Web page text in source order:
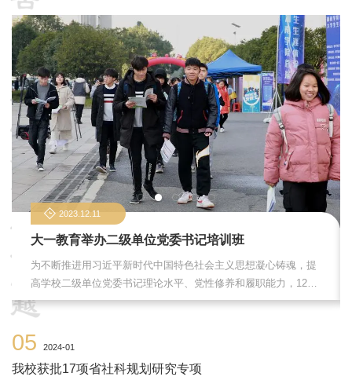
2023.12.11
大一教育举办二级单位党委书记培训班
为不断推进用习近平新时代中国特色社会主义思想凝心铸魂，提
高学校二级单位党委书记理论水平、党性修养和履职能力，12月
7日至9日，学校二级单位党委书记培训班在省委党校岸堤校区举
办。学校党委书记在开班式上作动员讲话并带队参加现场教学，
党委副书记、各二级单位党委书记参加培训。12月7日，书记出
全面从严治党和党建工作的第一责任人，必须进一步落实管党治
05 2024-01
我校获批17项省社科规划研究专项